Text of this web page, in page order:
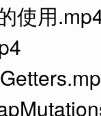
使用